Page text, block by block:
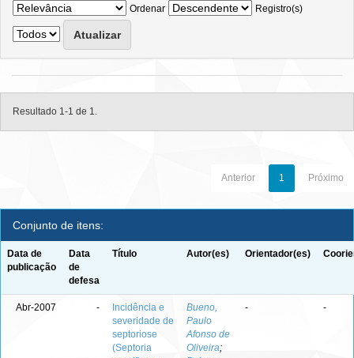
Ordenar
Registro(s)
Resultado 1-1 de 1.
Anterior 1 Próximo
Conjunto de itens:
Data de
publicação
Data
de
defesa
Título Autor(es) Orientador(es)
Abr-2007 -
Incidência e
severidade de
septoriose
(Septoria
Bueno,
Paulo
Afonso de
Oliveira;
- -